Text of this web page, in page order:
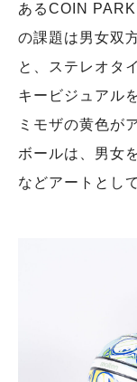
あるCOIN
の課題は男女双
と、ステレオタ
キービジュアル
ミモザの黄色が
ボールは、男女
などアートとし